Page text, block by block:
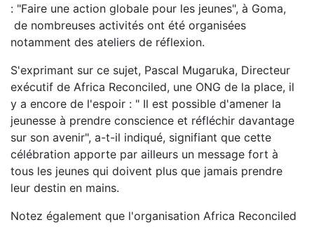
: "Faire une action globale pour les jeunes", à Goma,
de nombreuses activités ont été organisées
notamment des ateliers de réflexion.
S'exprimant sur ce sujet, Pascal Mugaruka, Directeur
exécutif de Africa Reconciled, une ONG de la place, il
y a encore de l'espoir : " Il est possible d'amener la
jeunesse à prendre conscience et réfléchir davantage
sur son avenir", a-t-il indiqué, signifiant que cette
célébration apporte par ailleurs un message fort à
tous les jeunes qui doivent plus que jamais prendre
leur destin en mains.
Notez également que l'organisation Africa Reconciled